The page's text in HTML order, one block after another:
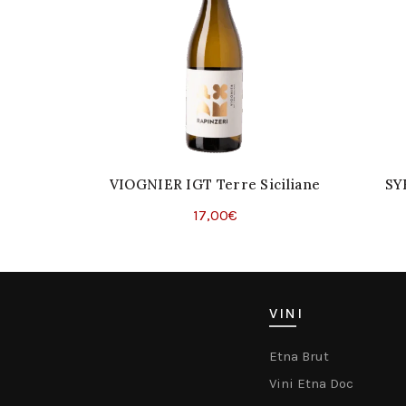
VIOGNIER IGT Terre Siciliane
17,00€
VINI
Etna Brut
Vini Etna Doc